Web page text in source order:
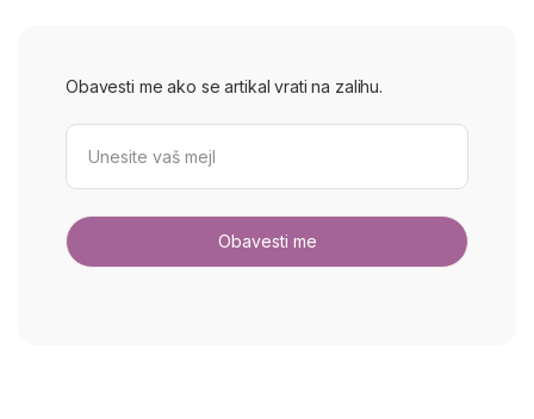
Obavesti me ako se artikal vrati na zalihu.